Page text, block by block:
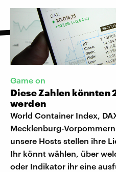
Game on
Diese Zahlen könnten
werden
World Container Index,
Mecklenburg-
unsere Hosts stellen ihre
Ihr könnt wählen, über
oder Indikator ihr eine